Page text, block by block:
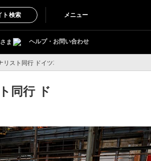
ト検索 メニュー
ま ヘルプ・お問い合わせ
スト同行 ドイツ車4大ミュージアムとニュルブルク
同行 ド